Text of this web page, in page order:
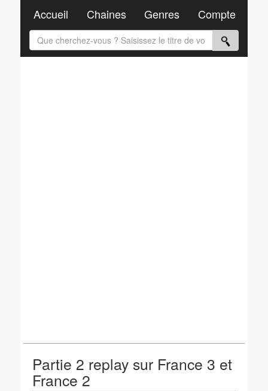
Partie 2 replay sur France 3 et
France 2
Accueil Chaines Genres Compte